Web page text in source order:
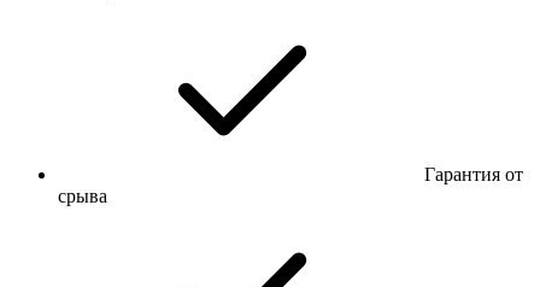
Гарантия от
срыва